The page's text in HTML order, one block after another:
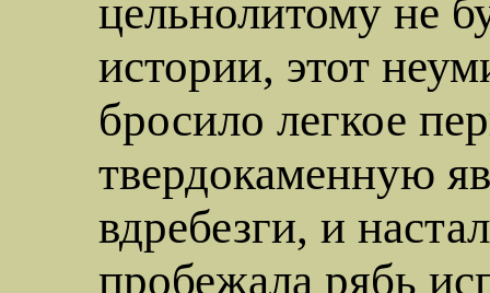
цельнолитому не
истории, этот
бросило легкое
твердокаменную
вдребезги, и
пробежала рябь